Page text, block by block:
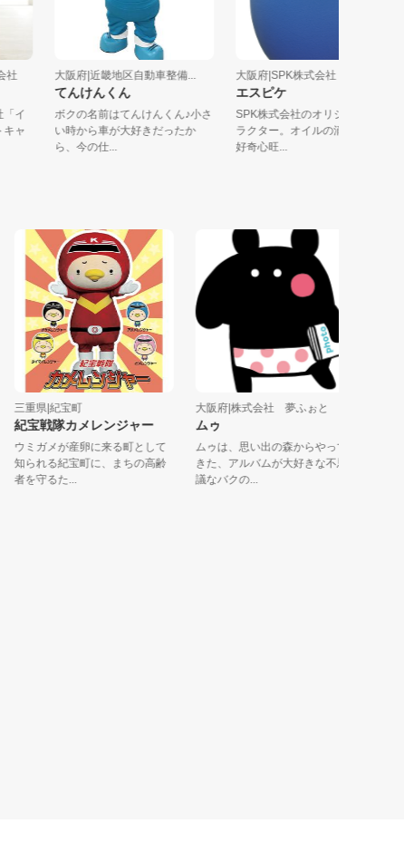
会社
社「イ
トキャ
大阪府|近畿地区自動車整備...
てんけんくん
ボクの名前はてんけんくん♪小さ
い時から車が大好きだったか
ら、今の仕...
大阪府|SPK株式会社
エスピケ
SPK株式会社のオリジナルキ
ラクター。オイルの滴の妖精
好奇心旺...
三重県|紀宝町
紀宝戦隊カメレンジャー
ウミガメが産卵に来る町として
知られる紀宝町に、まちの高齢
者を守るた...
大阪府|株式会社 夢ふぉと
ムゥ
ムゥは、思い出の森からやって
きた、アルバムが大好きな不思
議なバクの...